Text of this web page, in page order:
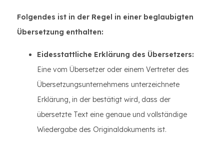
Folgendes ist in der Regel in einer beglaubigten
Übersetzung enthalten:
Eidesstattliche Erklärung des Übersetzers:
Eine vom Übersetzer oder einem Vertreter des
Übersetzungsunternehmens unterzeichnete
Erklärung, in der bestätigt wird, dass der
übersetzte Text eine genaue und vollständige
Wiedergabe des Originaldokuments ist.